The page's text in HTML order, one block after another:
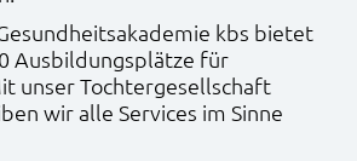
kbs bietet
Ausbildungsplätze für
unser Tochtergesellschaft
wir alle Services im Sinne